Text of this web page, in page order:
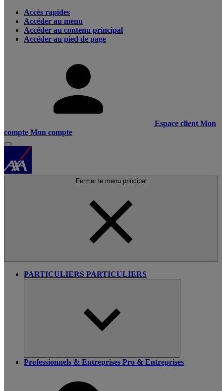
Accès rapides
Accéder au menu
Accéder au contenu principal
Accéder au pied de page
Espace client Mon
compte Mon compte
Fermer le menu principal
PARTICULIERS PARTICULIERS
Professionnels & Entreprises Pro & Entreprises